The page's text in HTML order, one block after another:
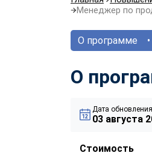
Менеджер по
О программе
О
Дата обновления
03 августа
Стоимость